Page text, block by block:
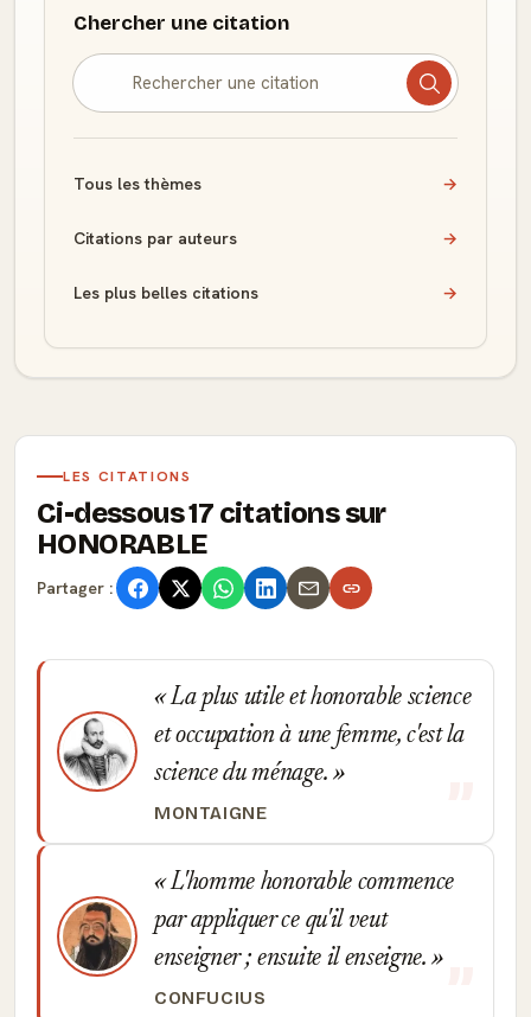
Chercher une citation
Tous les thèmes →
Citations par auteurs →
Les plus belles citations →
LES CITATIONS
Ci-dessous 17 citations sur
HONORABLE
Partager :
La plus utile et honorable science
et occupation à une femme, c'est la
science du ménage.
MONTAIGNE
L'homme honorable commence
par appliquer ce qu'il veut
enseigner ; ensuite il enseigne.
CONFUCIUS